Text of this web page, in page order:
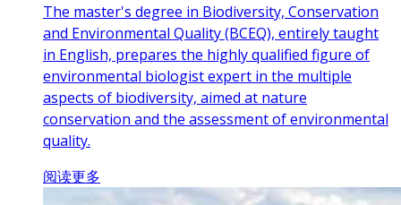
The master's degree in Biodiversity, Conservation
and Environmental Quality (BCEQ), entirely taught
in English, prepares the highly qualified figure of
environmental biologist expert in the multiple
aspects of biodiversity, aimed at nature
conservation and the assessment of environmental
quality.
阅读更多